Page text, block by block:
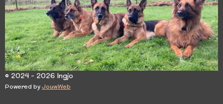
© 2024 - 2026 Ingjo
Powered byJouwWeb